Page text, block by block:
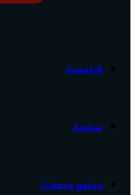
الرئيسية
سياسة
مجتمع وحوادث